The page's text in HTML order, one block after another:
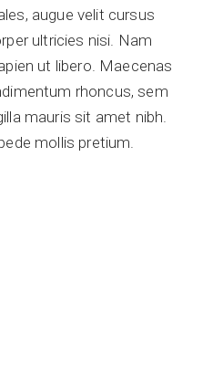
augue velit cursus
ultricies nisi. Nam
ut libero. Maecenas
rhoncus, sem
mauris sit amet nibh.
mollis pretium.